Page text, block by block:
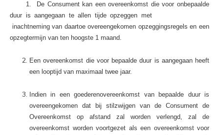
1. De Consument kan een overeenkomst die voor onbepaalde
duur is aangegaan te allen tijde opzeggen met
inachtneming van daartoe overeengekomen opzeggingsregels en een
opzegtermijn van ten hoogste 1 maand.
Een overeenkomst die voor bepaalde duur is aangegaan heeft
een looptijd van maximaal twee jaar.
Indien in een goederenovereenkomst van bepaalde duur is
overeengekomen dat bij stilzwijgen van de Consument de
Overeenkomst op afstand zal worden verlengd, zal de
overeenkomst worden voortgezet als een overeenkomst voor